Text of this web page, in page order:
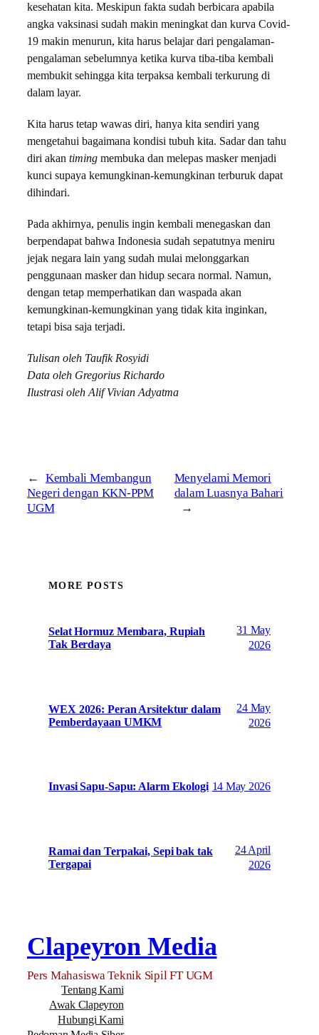
kesehatan kita. Meskipun fakta sudah berbicara apabila
angka vaksinasi sudah makin meningkat dan kurva Covid-
19 makin menurun, kita harus belajar dari pengalaman-
pengalaman sebelumnya ketika kurva tiba-tiba kembali
membukit sehingga kita terpaksa kembali terkurung di
dalam layar.
Kita harus tetap wawas diri, hanya kita sendiri yang
mengetahui bagaimana kondisi tubuh kita. Sadar dan tahu
diri akan timing membuka dan melepas masker menjadi
kunci supaya kemungkinan-kemungkinan terburuk dapat
dihindari.
Pada akhirnya, penulis ingin kembali menegaskan dan
berpendapat bahwa Indonesia sudah sepatutnya meniru
jejak negara lain yang sudah mulai melonggarkan
penggunaan masker dan hidup secara normal. Namun,
dengan tetap memperhatikan dan waspada akan
kemungkinan-kemungkinan yang tidak kita inginkan,
tetapi bisa saja terjadi.
Tulisan oleh Taufik Rosyidi
Data oleh Gregorius Richardo
Ilustrasi oleh Alif Vivian Adyatma
←
Kembali Membangun
Negeri dengan KKN-PPM
UGM
Menyelami Memori
dalam Luasnya Bahari
→
MORE POSTS
Selat Hormuz Membara, Rupiah
Tak Berdaya
31 May
2026
WEX 2026: Peran Arsitektur dalam
Pemberdayaan UMKM
24 May
2026
Invasi Sapu-Sapu: Alarm Ekologi 14 May 2026
Ramai dan Terpakai, Sepi bak tak
Tergapai
24 April
2026
Clapeyron Media
Pers Mahasiswa Teknik Sipil FT UGM
Tentang Kami
Awak Clapeyron
Hubungi Kami